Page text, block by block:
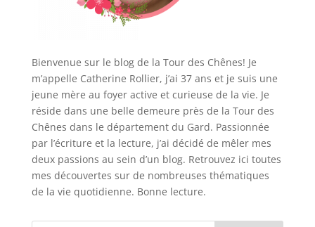
Bienvenue sur le blog de la Tour des Chênes! Je
m’appelle Catherine Rollier, j’ai 37 ans et je suis une
jeune mère au foyer active et curieuse de la vie. Je
réside dans une belle demeure près de la Tour des
Chênes dans le département du Gard. Passionnée
par l’écriture et la lecture, j’ai décidé de mêler mes
deux passions au sein d’un blog. Retrouvez ici toutes
mes découvertes sur de nombreuses thématiques
de la vie quotidienne. Bonne lecture.